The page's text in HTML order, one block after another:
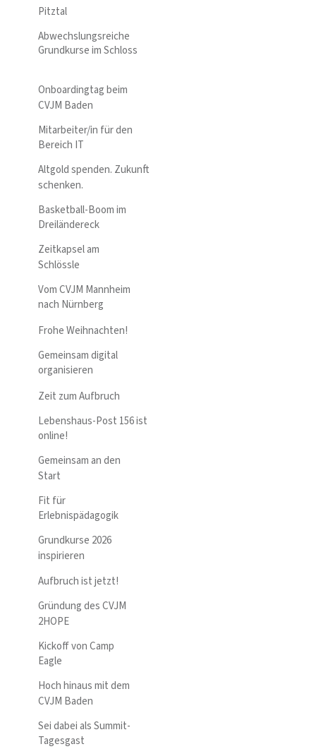
Pitztal
Abwechslungsreiche
Grundkurse im Schloss
Onboardingtag beim
CVJM Baden
Mitarbeiter/in für den
Bereich IT
Altgold spenden. Zukunft
schenken.
Basketball-Boom im
Dreiländereck
Zeitkapsel am
Schlössle
Vom CVJM Mannheim
nach Nürnberg
Frohe Weihnachten!
Gemeinsam digital
organisieren
Zeit zum Aufbruch
Lebenshaus-Post 156 ist
online!
Gemeinsam an den
Start
Fit für
Erlebnispädagogik
Grundkurse 2026
inspirieren
Aufbruch ist jetzt!
Gründung des CVJM
2HOPE
Kickoff von Camp
Eagle
Hoch hinaus mit dem
CVJM Baden
Sei dabei als Summit-
Tagesgast